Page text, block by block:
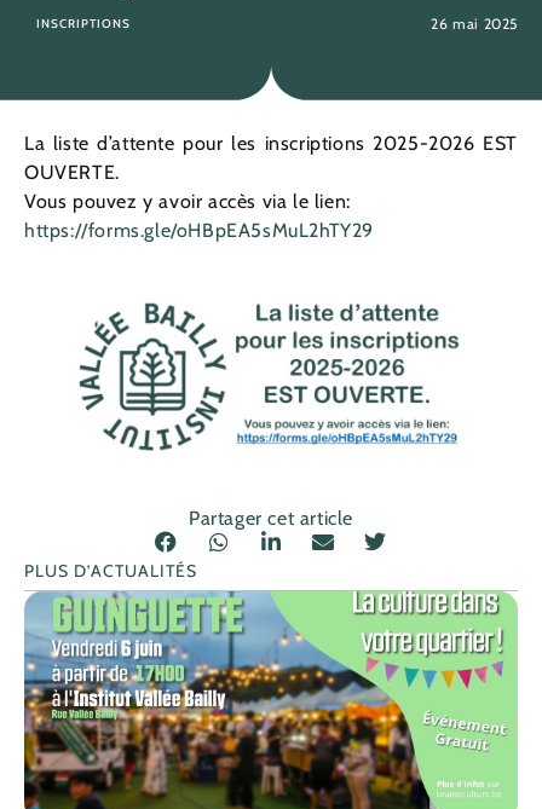
INSCRIPTIONS 26 mai 2025
La liste d’attente pour les inscriptions 2025-2026 EST
OUVERTE.
Vous pouvez y avoir accès via le lien:
https://forms.gle/oHBpEA5sMuL2hTY29
Partager cet article
PLUS D’ACTUALITÉS